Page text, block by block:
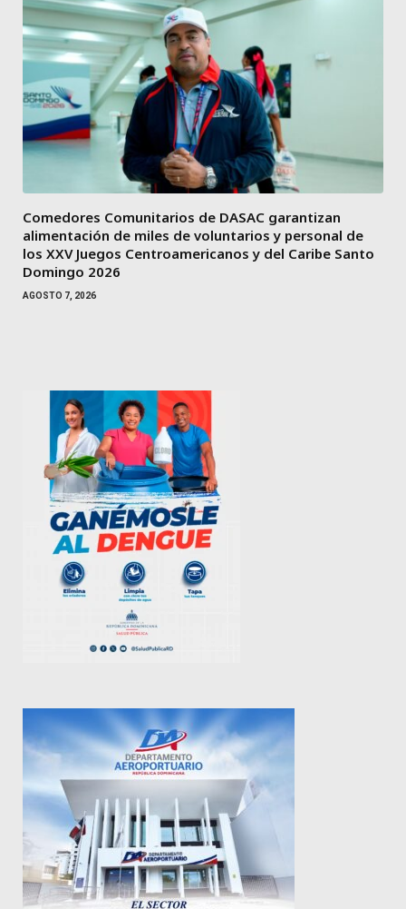
Comedores Comunitarios de DASAC garantizan
alimentación de miles de voluntarios y personal de
los XXV Juegos Centroamericanos y del Caribe Santo
Domingo 2026
AGOSTO 7, 2026